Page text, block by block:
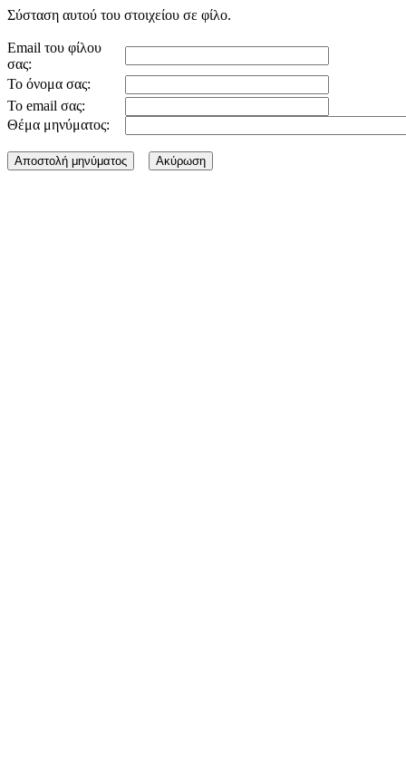
Σύσταση αυτού του στοιχείου σε φίλο.
Email του φίλου
σας:
Το όνομα σας:
Το email σας:
Θέμα μηνύματος: